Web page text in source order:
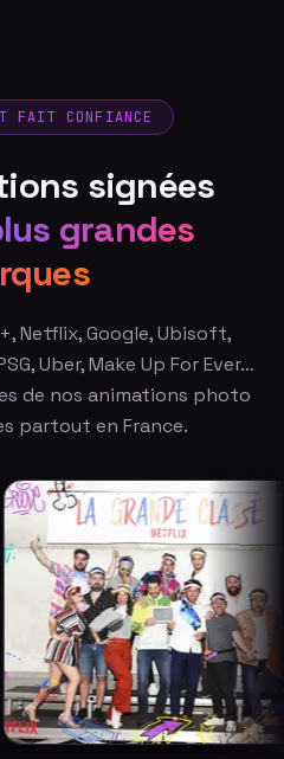
FAIT CONFIANCE
signées
grandes
Netflix, Google, Ubisoft,
Uber, Make Up For Ever…
de nos animations photo
partout en France.